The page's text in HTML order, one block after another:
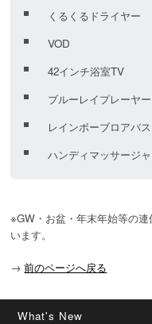
くるくるドライヤー
VOD
42インチ浴室TV
ブルーレイプレーヤー
レインボーブロアバス
ハンディマッサージ
※GW・お盆・年末年始等の
います。
→ 前のページへ戻る
What's New